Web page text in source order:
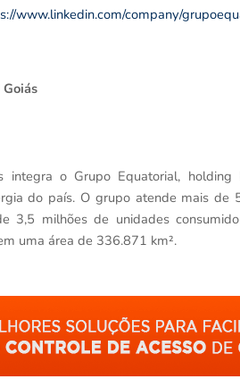
www.linkedin.com/company/
integra o Grupo Equatorial,
do país. O grupo atende mais de
3,5 milhões de unidades
uma área de 336.871 km².